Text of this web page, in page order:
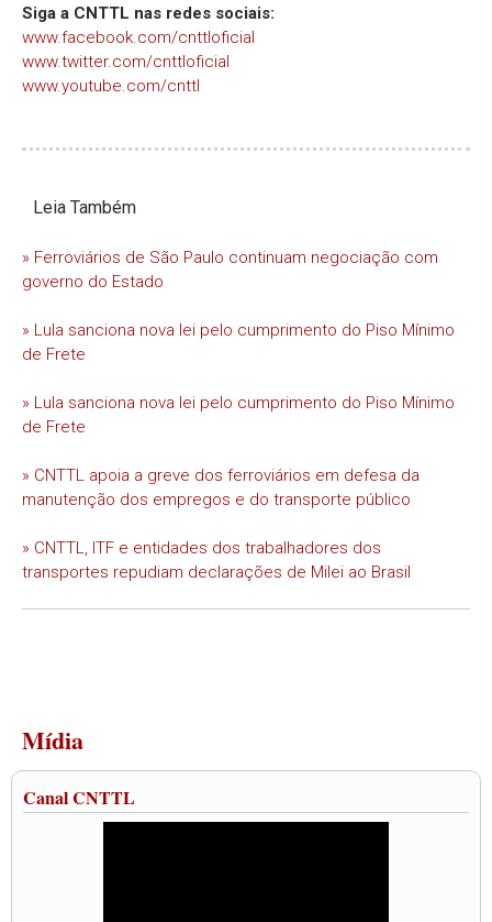
Siga a CNTTL nas redes sociais:
www.facebook.com/cnttloficial
www.twitter.com/cnttloficial
www.youtube.com/cnttl
Leia Também
» Ferroviários de São Paulo continuam negociação com
governo do Estado
» Lula sanciona nova lei pelo cumprimento do Piso Mínimo
de Frete
» Lula sanciona nova lei pelo cumprimento do Piso Mínimo
de Frete
» CNTTL apoia a greve dos ferroviários em defesa da
manutenção dos empregos e do transporte público
» CNTTL, ITF e entidades dos trabalhadores dos
transportes repudiam declarações de Milei ao Brasil
Mídia
Canal CNTTL